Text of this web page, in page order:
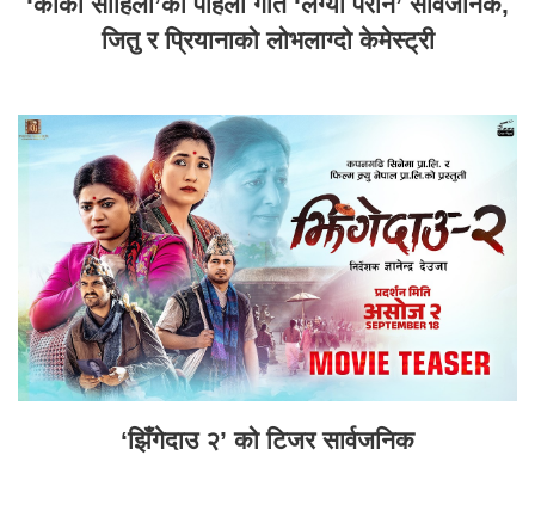
जितु र प्रियानाको लोभलाग्दो केमेस्ट्री
‘झिँगेदाउ २’ को टिजर सार्वजनिक